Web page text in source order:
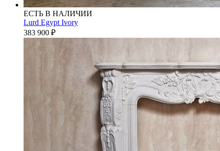
ЕСТЬ В НАЛИЧИИ
Lurd Egypt Ivory
383 900 ₽